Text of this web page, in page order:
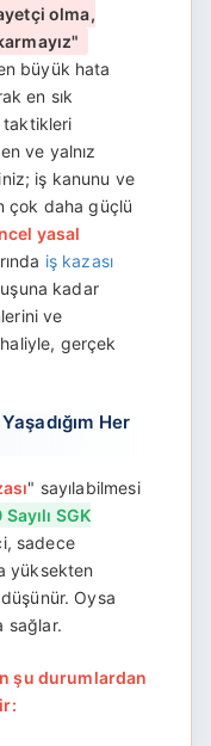
olma,
büyük hata
en sık
taktikleri
ve yalnız
iş kanunu ve
çok daha güçlü
yasal
iş kazası
kadar
ve
gerçek
Her
" sayılabilmesi
SGK
sadece
yüksekten
Oysa
sağlar.
şu durumlardan